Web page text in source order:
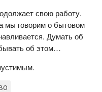
свою работу.
мы говорим о бытовом
Думать об
об этом…